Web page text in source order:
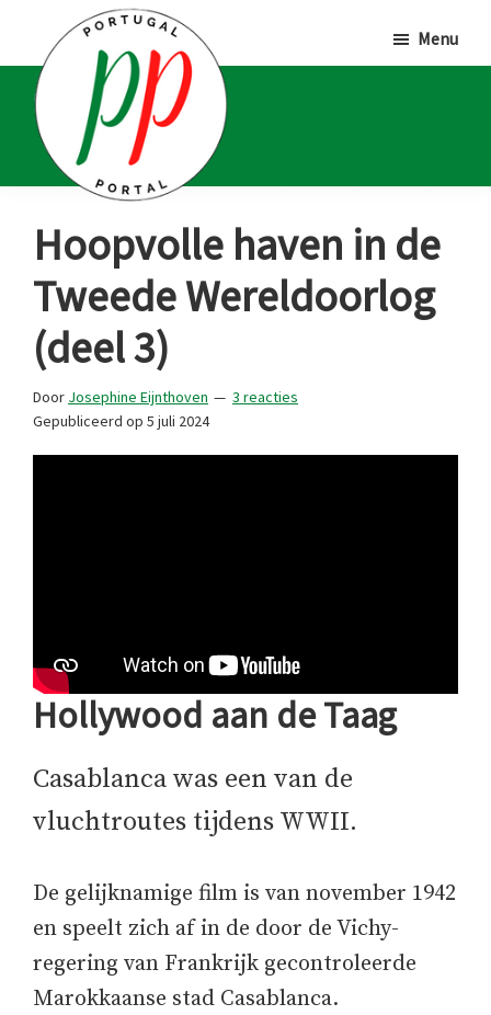
hoofd
inhoud
eerste
sidebar
voettekst
Portal
Portugalliefhebbers
en
-
fanaten
Menu
Hoopvolle haven in de
Tweede Wereldoorlog
(deel 3)
Door Josephine Eijnthoven
3 reacties
Gepubliceerd op 5 juli 2024
Hollywood aan de Taag
Casablanca was een van de
vluchtroutes tijdens WWII.
De gelijknamige film is van november 1942
en speelt zich af in de door de Vichy-
regering van Frankrijk gecontroleerde
Marokkaanse stad Casablanca.